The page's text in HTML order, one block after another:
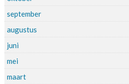
september
augustus
juni
mei
maart